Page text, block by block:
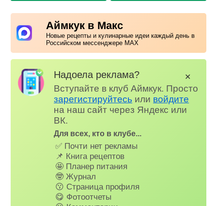
Аймкук в Макс
Новые рецепты и кулинарные идеи каждый день в
Российском мессенджере MAX
Надоела реклама?
Вступайте в клуб Аймкук. Просто
зарегистируйтесь или войдите
на наш сайт через Яндекс или
ВК.
Для всех, кто в клубе...
✅ Почти нет рекламы
📌 Книга рецептов
🤩 Планер питания
🤓 Журнал
😗 Страница профиля
😋 Фотоотчеты
✕